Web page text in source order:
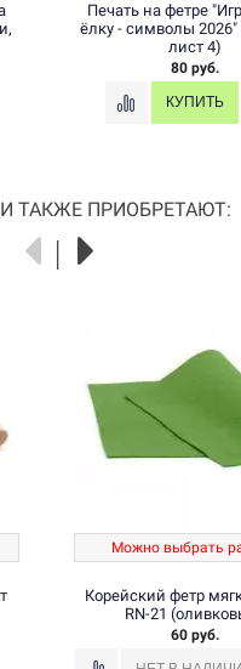
Печать на фетре
ёлку - символы
лист 4)
80 руб.
ТАКЖЕ ПРИОБРЕТАЮТ:
Можно выбрать
Корейский фетр
RN-21
60 руб.